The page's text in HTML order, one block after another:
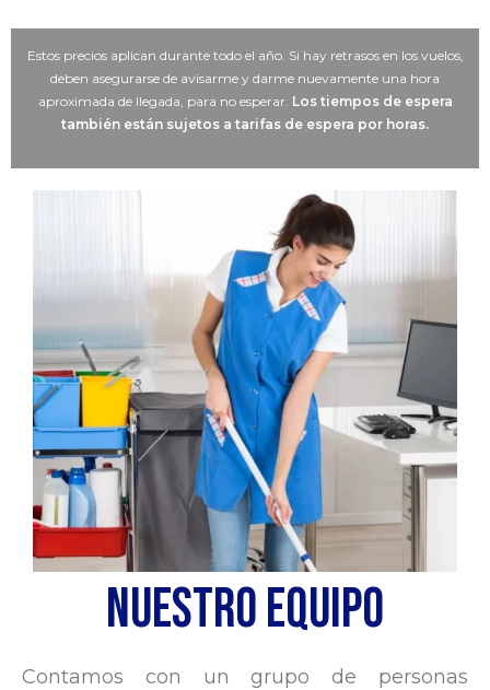
Estos precios aplican durante todo el año. Si hay retrasos en los vuelos,
deben asegurarse de avisarme y darme nuevamente una hora
aproximada de llegada, para no esperar. Los tiempos de espera
también están sujetos a tarifas de espera por horas.
NUESTRO EQUIPO
Contamos con un grupo de personas